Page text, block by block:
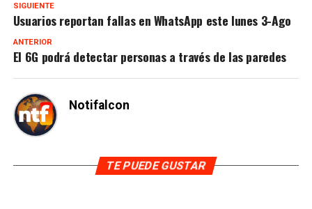
SIGUIENTE
Usuarios reportan fallas en WhatsApp este lunes 3-Ago
ANTERIOR
El 6G podrá detectar personas a través de las paredes
Notifalcon
TE PUEDE GUSTAR